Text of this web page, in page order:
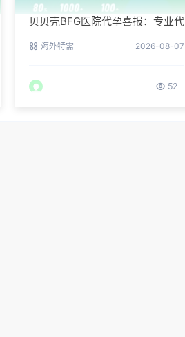
贝贝壳BFG医院代孕喜报：专业代
海外特需 2026-08-07
52